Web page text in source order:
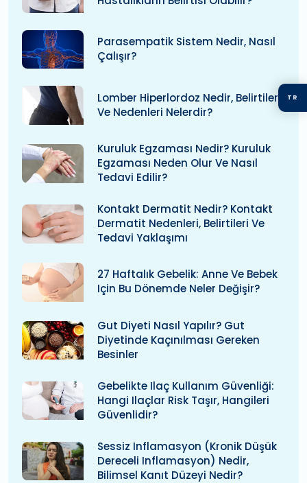
TR
Parasempatik Sistem Nedir, Nasıl
Çalışır?
Lomber Hiperlordoz Nedir, Belirtileri
Ve Nedenleri Nelerdir?
Kuruluk Egzaması Nedir? Kuruluk
Egzaması Neden Olur Ve Nasıl
Tedavi Edilir?
Kontakt Dermatit Nedir? Kontakt
Dermatit Nedenleri, Belirtileri Ve
Tedavi Yaklaşımı
27 Haftalık Gebelik: Anne Ve Bebek
Için Bu Dönemde Neler Değişir?
Gut Diyeti Nasıl Yapılır? Gut
Diyetinde Kaçınılması Gereken
Besinler
Gebelikte Ilaç Kullanım Güvenliği:
Hangi Ilaçlar Risk Taşır, Hangileri
Güvenlidir?
Sessiz Inflamasyon (kronik Düşük
Dereceli Inflamasyon) Nedir,
Bilimsel Kanıt Düzeyi Nedir?